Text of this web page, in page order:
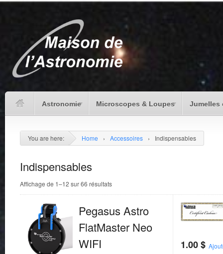
Astronomie Microscopes & Loupes Jumelles
You are here: Home › Accessoires › Indispensables
Indispensables
Affichage de 1–12 sur 66 résultats
Pegasus Astro
FlatMaster Neo
WIFI
1.00$